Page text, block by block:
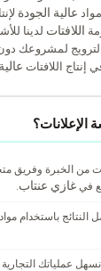
مواد عالية الجودة
اللافتات لدينا
لمشروعك
اللافتات
الإعلانات؟
من الخبرة وفريق
في غازي عنتاب.
النتائج باستخدام مواد
نسهل عملياتك